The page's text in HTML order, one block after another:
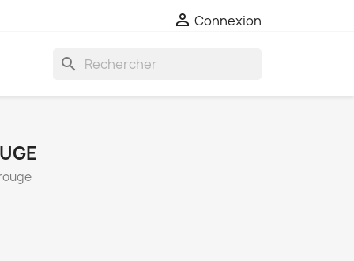
 Connexion
search